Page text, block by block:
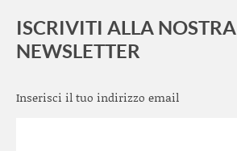
ISCRIVITI ALLA NOSTRA
NEWSLETTER
Inserisci il tuo indirizzo email